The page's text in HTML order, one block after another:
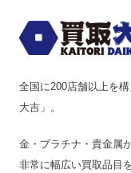
全国に200店舗以上を
大吉」。
金・プラチナ・貴金属
非常に幅広い買取品目